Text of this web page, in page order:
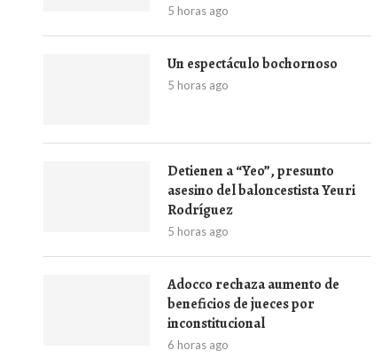
5 horas ago
Un espectáculo bochornoso
5 horas ago
Detienen a “Yeo”, presunto
asesino del baloncestista Yeuri
Rodríguez
5 horas ago
Adocco rechaza aumento de
beneficios de jueces por
inconstitucional
6 horas ago